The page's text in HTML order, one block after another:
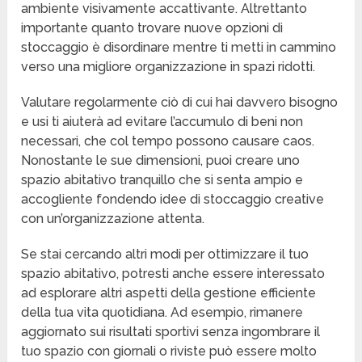
ambiente visivamente accattivante. Altrettanto
importante quanto trovare nuove opzioni di
stoccaggio è disordinare mentre ti metti in cammino
verso una migliore organizzazione in spazi ridotti.
Valutare regolarmente ciò di cui hai davvero bisogno
e usi ti aiuterà ad evitare l’accumulo di beni non
necessari, che col tempo possono causare caos.
Nonostante le sue dimensioni, puoi creare uno
spazio abitativo tranquillo che si senta ampio e
accogliente fondendo idee di stoccaggio creative
con un’organizzazione attenta.
Se stai cercando altri modi per ottimizzare il tuo
spazio abitativo, potresti anche essere interessato
ad esplorare altri aspetti della gestione efficiente
della tua vita quotidiana. Ad esempio, rimanere
aggiornato sui risultati sportivi senza ingombrare il
tuo spazio con giornali o riviste può essere molto